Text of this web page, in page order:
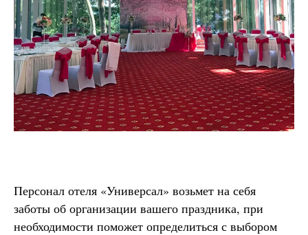
Персонал отеля «Универсал» возьмет на себя
заботы об организации вашего праздника, при
необходимости поможет определиться с выбором